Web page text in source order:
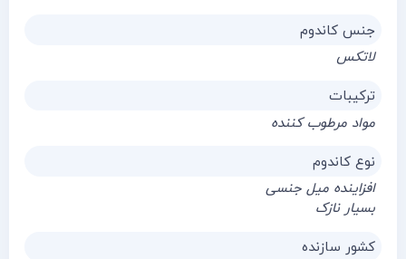
جنس کاندوم
لاتکس
ترکیبات
مواد مرطوب کننده
نوع کاندوم
افزاینده میل جنسی
بسیار نازک
کشور سازنده